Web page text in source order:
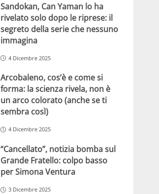
Sandokan, Can Yaman lo ha
rivelato solo dopo le riprese: il
segreto della serie che nessuno
immagina
4 Dicembre 2025
Arcobaleno, cos’è e come si
forma: la scienza rivela, non è
un arco colorato (anche se ti
sembra così)
4 Dicembre 2025
“Cancellato”, notizia bomba sul
Grande Fratello: colpo basso
per Simona Ventura
3 Dicembre 2025